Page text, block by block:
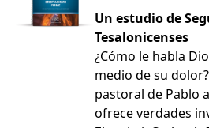
Un estudio de
Tesalonicenses
¿Cómo le habla
medio de su
pastoral de Pablo
ofrece verdades